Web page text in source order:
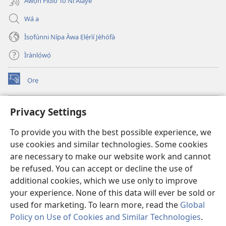
Privacy Settings
To provide you with the best possible experience, we
use cookies and similar technologies. Some cookies
are necessary to make our website work and cannot
be refused. You can accept or decline the use of
additional cookies, which we use only to improve
your experience. None of this data will ever be sold or
used for marketing. To learn more, read the Global
Policy on Use of Cookies and Similar Technologies.
Wá a
Ìsọfúnni Nípa Àwa Ẹlẹ́rìí Jèhófà
Ìrànlọ́wọ́
Ọrẹ
(opens
new
ÀKÁ ÌWÉ ORÍ ÍŃTÁNẸ́Ẹ̀TÌ TI Watchtower™
(opens
window)JW Hub
(opens
new
window)JW Library
Watchtower Library ®